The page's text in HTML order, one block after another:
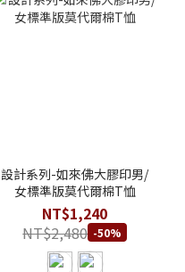
設計系列-如來佛大膠印男/
女標準版莫代爾棉T恤
NT$1,240
NT$2,480 -50%